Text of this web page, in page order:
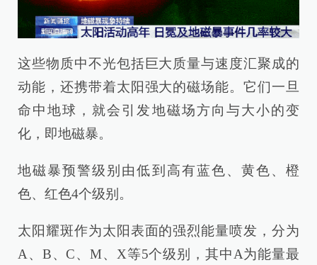
这些物质中不光包括巨大质量与速度汇聚成的
动能，还携带着太阳强大的磁场能。它们一旦
命中地球，就会引发地磁场方向与大小的变
化，即地磁暴。
地磁暴预警级别由低到高有蓝色、黄色、橙
色、红色4个级别。
太阳耀斑作为太阳表面的强烈能量喷发，分为
A、B、C、M、X等5个级别，其中A为能量最